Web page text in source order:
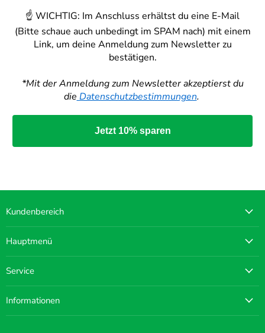
☝️ WICHTIG: Im Anschluss erhältst du eine E-Mail
(Bitte schaue auch unbedingt im SPAM nach) mit einem
Link, um deine Anmeldung zum Newsletter zu
bestätigen.
*Mit der Anmeldung zum Newsletter akzeptierst du
die Datenschutzbestimmungen.
Jetzt 10% sparen
Kundenbereich
Hauptmenü
Service
Informationen